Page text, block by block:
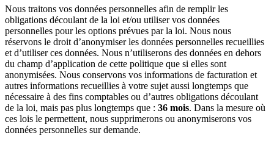
Nous traitons vos données personnelles afin de remplir les
obligations découlant de la loi et/ou utiliser vos données
personnelles pour les options prévues par la loi. Nous nous
réservons le droit d’anonymiser les données personnelles recueillies
et d’utiliser ces données. Nous n’utiliserons des données en dehors
du champ d’application de cette politique que si elles sont
anonymisées. Nous conservons vos informations de facturation et
autres informations recueillies à votre sujet aussi longtemps que
nécessaire à des fins comptables ou d’autres obligations découlant
de la loi, mais pas plus longtemps que : 36 mois. Dans la mesure où
ces lois le permettent, nous supprimerons ou anonymiserons vos
données personnelles sur demande.